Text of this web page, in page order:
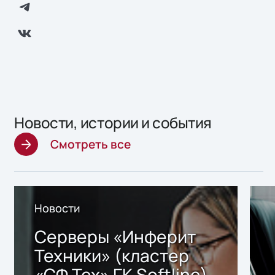
Новости, истории и события
Смотреть все
Новости
Серверы «Инферит
Техники» (кластер